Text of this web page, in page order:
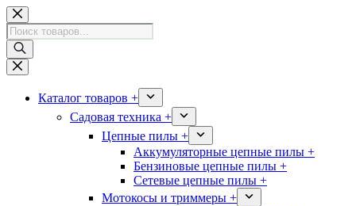
Перейти
к
сути
Поиск
товаров
Каталог товаров +
Садовая техника +
Цепные пилы +
Аккумуляторные цепные пилы +
Бензиновые цепные пилы +
Сетевые цепные пилы +
Мотокосы и триммеры +